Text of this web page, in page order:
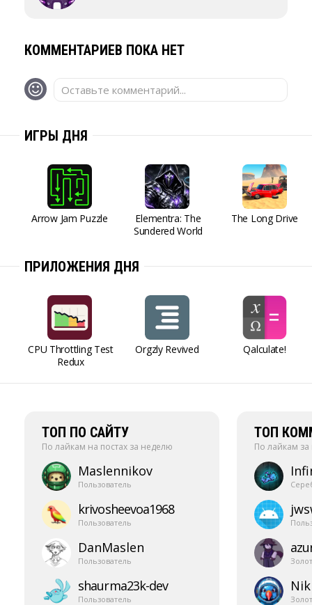
КОММЕНТАРИЕВ ПОКА НЕТ
Оставьте комментарий...
ИГРЫ ДНЯ
Arrow Jam Puzzle
Elementra: The
Sundered World
The Long Drive
ПРИЛОЖЕНИЯ ДНЯ
CPU Throttling Test
Redux
Orgzly Revived Qalculate!
ТОП ПО САЙТУ
По лайкам на постах за неделю
Maslennikov
Пользователь
krivosheevoa1968
Пользователь
DanMaslen
Пользователь
shaurma23k-​dev
Пользователь
ТОП
По лайкам